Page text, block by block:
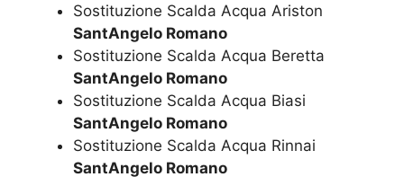
Sostituzione Scalda Acqua Ariston
SantAngelo Romano
Sostituzione Scalda Acqua Beretta
SantAngelo Romano
Sostituzione Scalda Acqua Biasi
SantAngelo Romano
Sostituzione Scalda Acqua Rinnai
SantAngelo Romano